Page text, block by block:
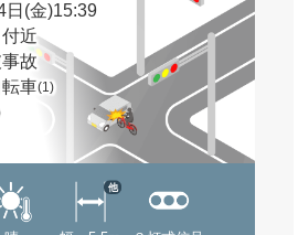
日(金)15:39
近
故
転車(1)
他